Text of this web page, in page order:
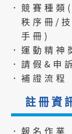
．競賽種類
秩序冊/
手冊)
．運動精神
．請假&申
．補證流程
註冊資
．報名作業